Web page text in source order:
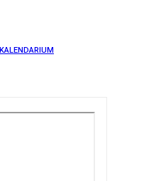
KALENDARIUM